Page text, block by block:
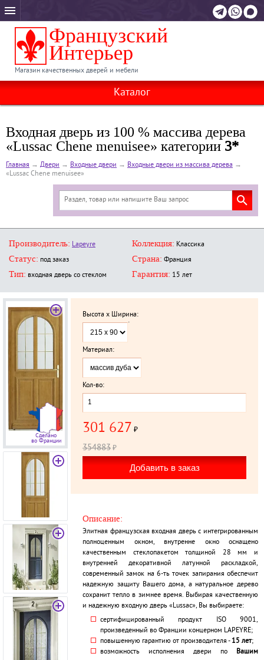
Магазин качественных дверей и мебели
Каталог
Входная дверь из 100 % массива дерева
«Lussac Chene menuisee» категории3*
Главная → Двери → Входные двери → Входные двери из массива дерева →
«Lussac Chene menuisee»
Производитель: Lapeyre Коллекция: Классика
Статус: под заказ Страна: Франция
Тип: входная дверь со стеклом Гарантия: 15 лет
Сделано
во Франции
Высота x Ширина:
Материал:
Кол-во:
`
301 627 ₽
354883 ₽
Описание:
Элитная французская входная дверь с интегрированным
полноценным окном, внутренне окно оснащено
качественным стеклопакетом толщиной 28 мм и
внутренней декоративной латунной раскладкой,
современный замок на 6-ть точек запирания обеспечит
надежную защиту Вашего дома, а натуральное дерево
сохранит тепло в зимнее время. Выбирая качественную
и надежную входную дверь «Lussac», Вы выбираете:
сертифицированный продукт ISO 9001,
произведенный во Франции концерном LAPEYRE;
повышенную гарантию от производителя - 15 лет;
возможность исполнения двери по Вашим